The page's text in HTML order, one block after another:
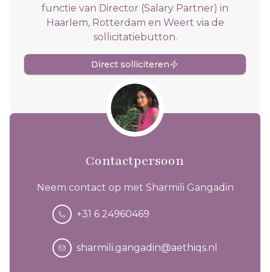
functie van Director (Salary Partner) in
Haarlem, Rotterdam en Weert via de
sollicitatiebutton.
Direct solliciteren
Contactpersoon
Neem contact op met Sharmili Gangadin
+31 6 24960469
sharmili.gangadin@aethiqs.nl